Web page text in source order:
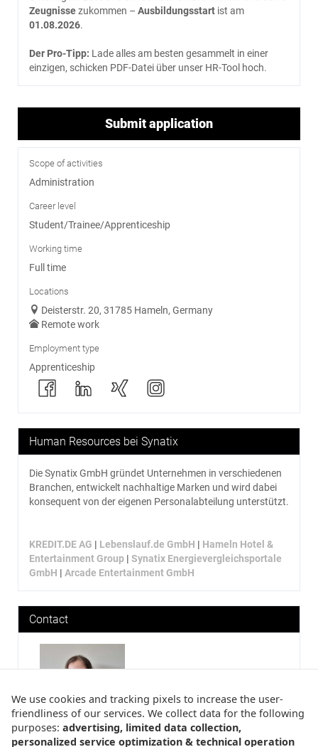
Zeugnissezukommen – Ausbildungsstart ist am
01.08.2026.
Der Pro-Tipp: Lade alles am besten gesammelt in einer
einzigen, schicken PDF-Datei über unser HR-Tool hoch.
Submit application
Scope of activities
Administration
Career level
Student/Trainee/Apprenticeship
Working time
Full time
Locations
Deisterstr. 20, 31785 Hameln, Germany
Remote work
Employment type
Apprenticeship
Human Resources bei Synatix
Die Synatix GmbH gründet Unternehmen in verschiedenen
Branchen, entwickelt nachhaltige Marken und wird dabei
konsequent von der eigenen Personalabteilung unterstützt.
KREDIT.DE AG | Lebenslauf.de GmbH | Hameln Hotel &
Entertainment Group | Synatix Energievergleichsportale
GmbH | Arcade Entertainment GmbH
Contact
Tamara Amlung :
We use cookies and tracking pixels to increase the user-
friendliness of our services. We collect data for the following
purposes: advertising, limited data collection,
personalized service optimization & technical operation